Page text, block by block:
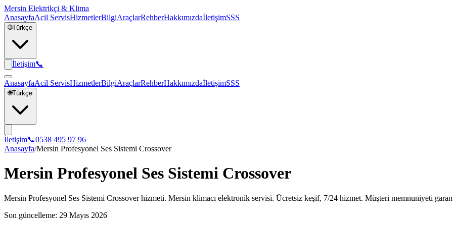
Mersin Elektrikçi & Klima
AnasayfaAcil ServisHizmetlerBilgiAraçlarRehberHakkımızdaİletişimSSS
🌐Türkçe
İletişim📞
AnasayfaAcil ServisHizmetlerBilgiAraçlarRehberHakkımızdaİletişimSSS
🌐Türkçe
İletişim📞0538 495 97 96
Anasayfa/Mersin Profesyonel Ses Sistemi Crossover
Mersin Profesyonel Ses Sistemi Crossover
Mersin Profesyonel Ses Sistemi Crossover hizmeti. Mersin klimacı elektronik servisi. Ücretsiz keşif, 7/24 hizmet. Müşteri memnuniyeti
Son güncelleme: 29 Mayıs 2026